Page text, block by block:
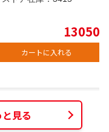
13050
カートに入れる
見る